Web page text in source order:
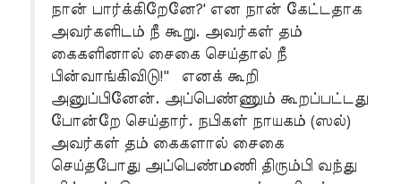
நான் பார்க்கிறேனே?' என நான் கேட்டதாக
அவர்களிடம் நீ கூறு. அவர்கள் தம்
கைகளினால் சைகை செய்தால் நீ
பின்வாங்கிவிடு!'' எனக் கூறி
அனுப்பினேன். அப்பெண்ணும் கூறப்பட்டது
போன்றே செய்தார். நபிகள் நாயகம் (ஸல்)
அவர்கள் தம் கைகளால் சைகை
செய்தபோது அப்பெண்மணி திரும்பி வந்து